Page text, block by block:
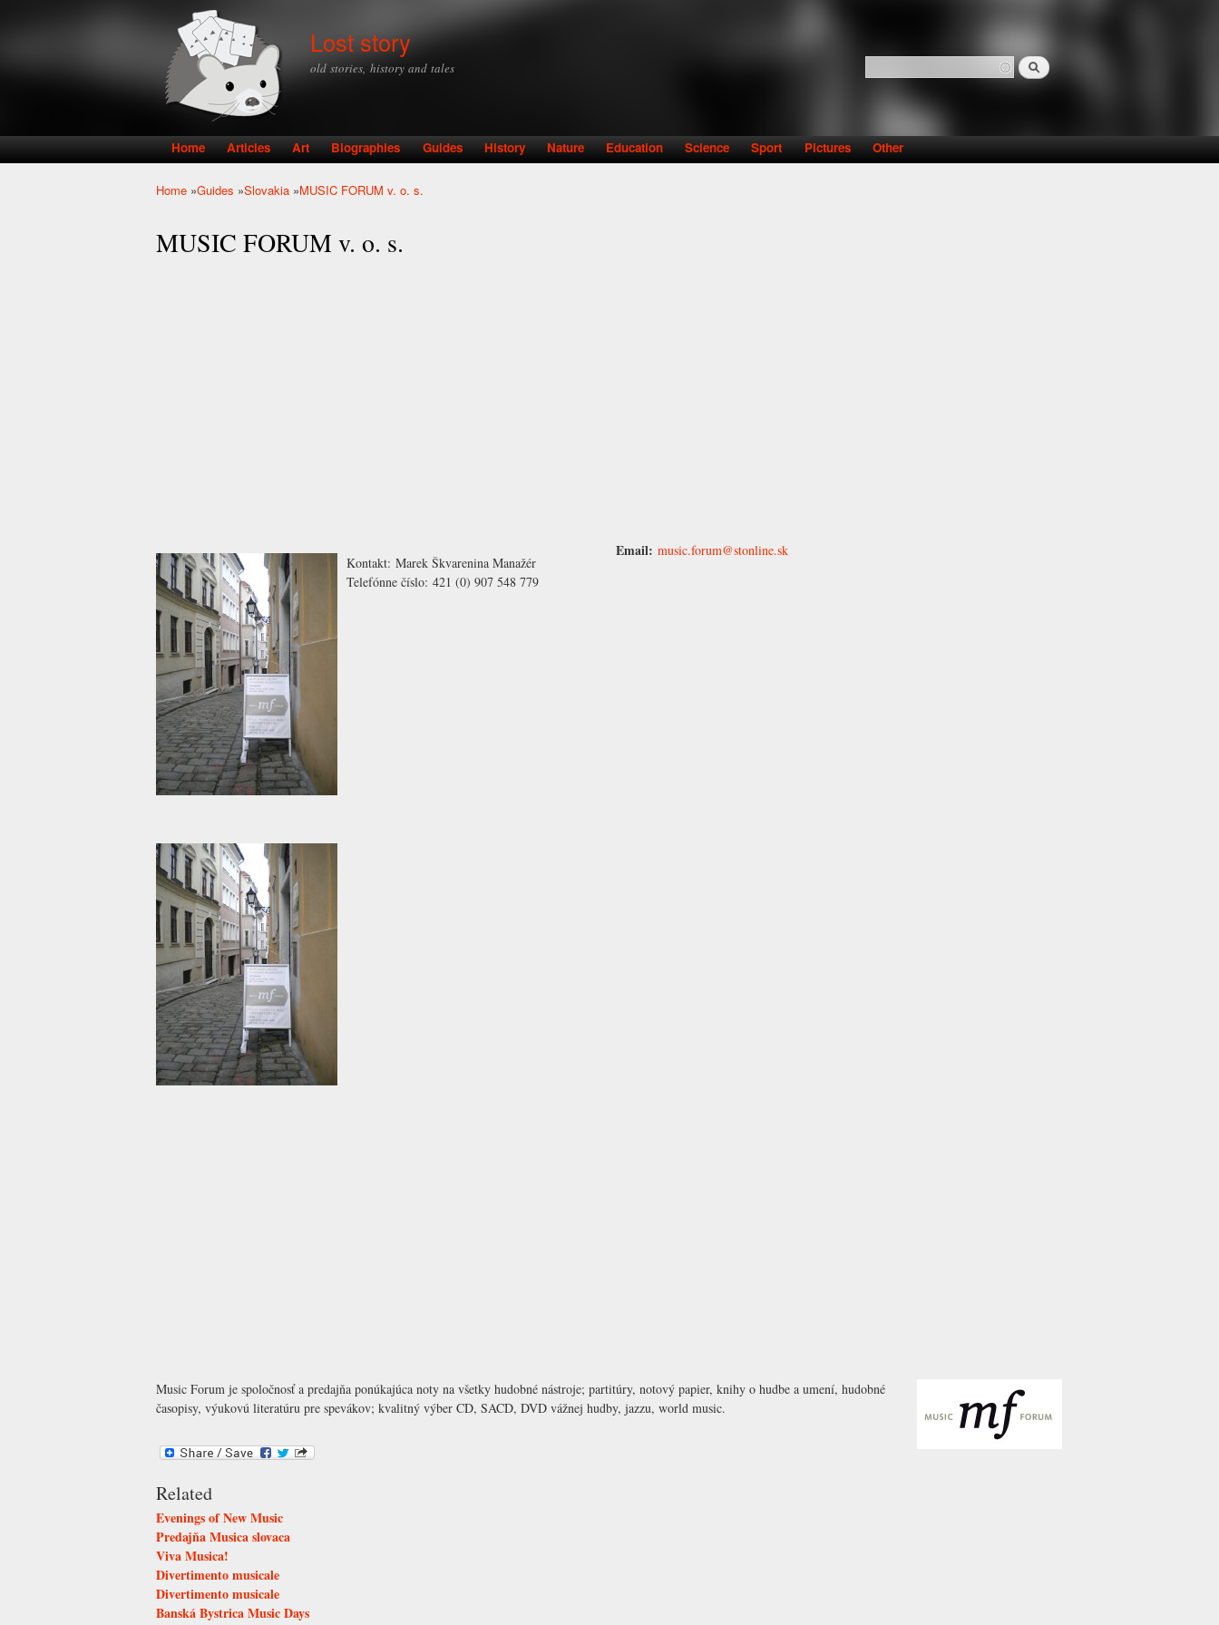
Lost story
old stories, history and tales Search form
Search
Main menu
Home Articles Art Biographies Guides History Nature Education Science Sport Pictures Other
Home »Guides »Slovakia »MUSIC FORUM v. o. s.
MUSIC FORUM v. o. s.
Kontakt: Marek Škvarenina Manažér
Telefónne číslo: 421 (0) 907 548 779
Email: music.forum@stonline.sk
Music Forum je spoločnosť a predajňa ponúkajúca noty na všetky hudobné nástroje; partitúry, notový papier, knihy o hudbe a umení, hudobné
časopisy, výukovú literatúru pre spevákov; kvalitný výber CD, SACD, DVD vážnej hudby, jazzu, world music.
Related
Evenings of New Music
Predajňa Musica slovaca
Viva Musica!
Divertimento musicale
Divertimento musicale
Banská Bystrica Music Days